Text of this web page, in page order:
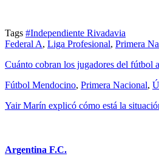
Tags #Independiente Rivadavia
Federal A, Liga Profesional, Primera
Cuánto cobran los jugadores del fútbol
Fútbol Mendocino, Primera Nacional,
Yair Marín explicó cómo está la
Argentina F.C.